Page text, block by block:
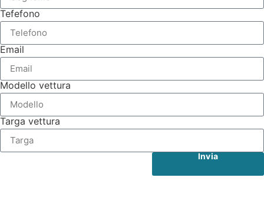
Tefefono
Email
Modello vettura
Targa vettura
Invia